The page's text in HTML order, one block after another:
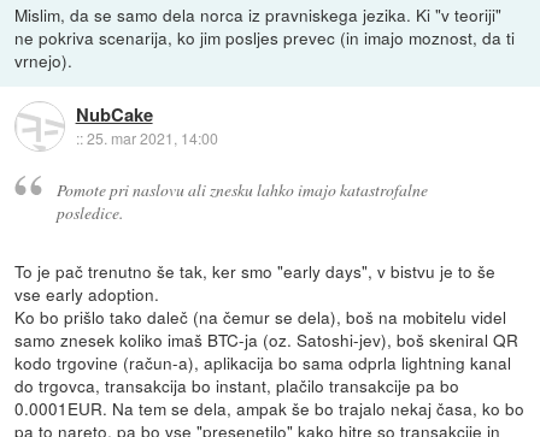
Mislim, da se samo dela norca iz pravniskega jezika. Ki "v teoriji"
ne pokriva scenarija, ko jim posljes prevec (in imajo moznost, da ti
vrnejo).
NubCake
::25. mar 2021, 14:00
Pomote pri naslovu ali znesku lahko imajo katastrofalne
posledice.
To je pač trenutno še tak, ker smo "early days", v bistvu je to še
vse early adoption.
Ko bo prišlo tako daleč (na čemur se dela), boš na mobitelu videl
samo znesek koliko imaš BTC-ja (oz. Satoshi-jev), boš skeniral QR
kodo trgovine (račun-a), aplikacija bo sama odprla lightning kanal
do trgovca, transakcija bo instant, plačilo transakcije pa bo
0.0001EUR. Na tem se dela, ampak še bo trajalo nekaj časa, ko bo
pa to nareto, pa bo vse "presenetilo" kako hitre so transakcije in